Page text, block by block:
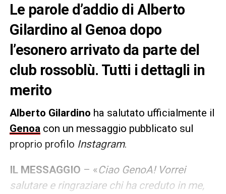
Le parole d’addio di Alberto
Gilardino al Genoa dopo
l’esonero arrivato da parte del
club rossoblù. Tutti i dettagli in
merito
Alberto Gilardino ha salutato ufficialmente il
Genoa con un messaggio pubblicato sul
proprio profilo Instagram.
IL MESSAGGIO – «Ciao GenoA! Vorrei
salutare e ringraziare chi ha creduto in me,